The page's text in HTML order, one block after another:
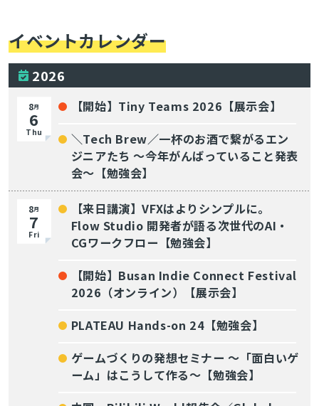
イベントカレンダー
2026
8月
6
Thu
【開始】Tiny Teams 2026【展示会】
＼Tech Brew／一杯のお酒で繋がるエン
ジニアたち 〜今年がんばっていること発表
会〜【勉強会】
8月
7
Fri
【来日講演】VFXはよりシンプルに。
Flow Studio 開発者が語る次世代のAI・
CGワークフロー【勉強会】
【開始】Busan Indie Connect Festival
2026（オンライン）【展示会】
PLATEAU Hands-on 24【勉強会】
ゲームづくりの発想セミナー ～「面白いゲ
ーム」はこうして作る～【勉強会】